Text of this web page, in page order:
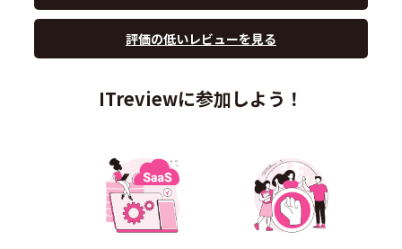
評価の低いレビューを見る
ITreviewに参加しよう！